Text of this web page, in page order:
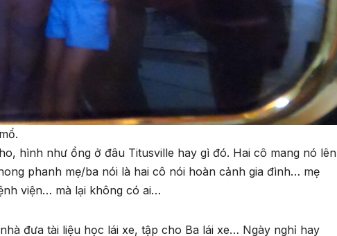
hình như ổng ở đâu Titusville hay gì đó. Hai cô mang nó lên
phanh mẹ/ba nói là hai cô nói hoàn cảnh gia đình… mẹ
viện… mà lại không có ai…
đưa tài liệu học lái xe, tập cho Ba lái xe… Ngày nghỉ hay